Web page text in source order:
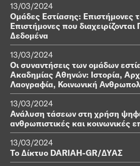
13/03/2024
Ομάδες Εστίασης: Επιστήμονες
Επιστήμονες που
Δεδομένα
13/03/2024
Οι συναντήσεις των ομάδων
Ακαδημίας Αθηνών: Ιστορία,
Λαογραφία, Κοινωνική
13/03/2024
Ανάλυση τάσεων στη χρήση
ανθρωπιστικές και κοινωνικές
13/03/2024
Το Δίκτυο DARIAH-GR/ΔΥΑΣ